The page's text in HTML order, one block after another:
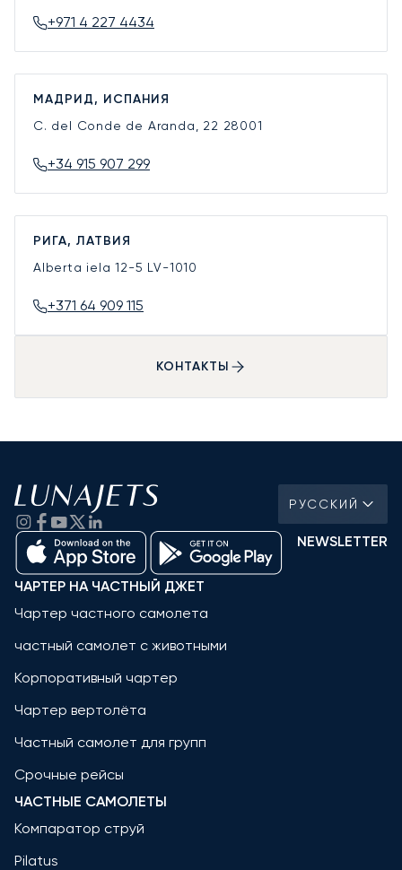
+971 4 227 4434
МАДРИД, ИСПАНИЯ
C. del Conde de Aranda, 22 28001
+34 915 907 299
РИГА, ЛАТВИЯ
Alberta iela 12-5 LV-1010
+371 64 909 115
КОНТАКТЫ
РУССКИЙ
NEWSLETTER
ЧАРТЕР НА ЧАСТНЫЙ ДЖЕТ
Чартер частного самолета
частный самолет с животными
Корпоративный чартер
Чартер вертолёта
Частный самолет для групп
Срочные рейсы
ЧАСТНЫЕ САМОЛЕТЫ
Компаратор струй
Pilatus